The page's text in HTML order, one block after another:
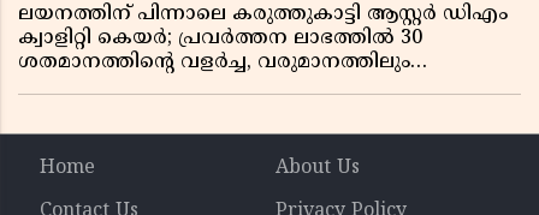
ലയനത്തിന് പിന്നാലെ കരുത്തുകാട്ടി ആസ്റ്റർ ഡിഎം
ക്വാളിറ്റി കെയർ; പ്രവർത്തന ലാഭത്തിൽ 30
ശതമാനത്തിൻ്റെ വളർച്ച, വരുമാനത്തിലും
Home
About Us